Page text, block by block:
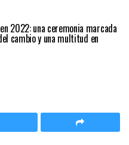
2022: una ceremonia marcada
cambio y una multitud en